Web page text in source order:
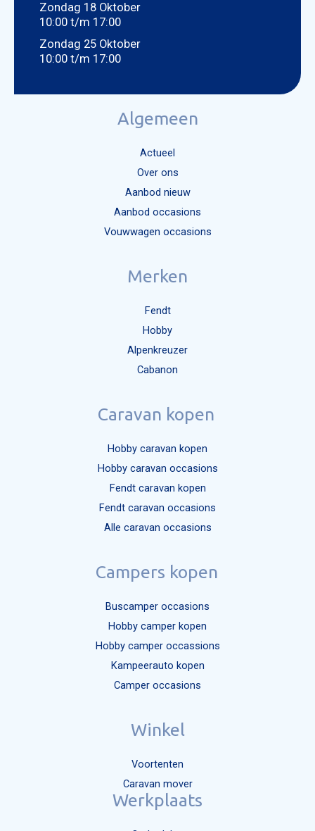
Mijn bericht versturen
Zondag 18 Oktober
10:00 t/m 17:00
Zondag 25 Oktober
10:00 t/m 17:00
Algemeen
Actueel
Over ons
Aanbod nieuw
Aanbod occasions
Vouwwagen occasions
Merken
Fendt
Hobby
Alpenkreuzer
Cabanon
Caravan kopen
Hobby caravan kopen
Hobby caravan occasions
Fendt caravan kopen
Fendt caravan occasions
Alle caravan occasions
Campers kopen
Buscamper occasions
Hobby camper kopen
Hobby camper occassions
Kampeerauto kopen
Camper occasions
Winkel
Voortenten
Caravan mover
Werkplaats